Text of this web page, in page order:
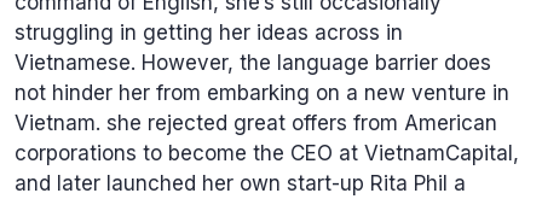
struggling in getting her ideas across in
Vietnamese. However, the language barrier does
not hinder her from embarking on a new venture in
Vietnam. she rejected great offers from American
corporations to become the CEO at VietnamCapital,
and later launched her own start-up Rita Phil a